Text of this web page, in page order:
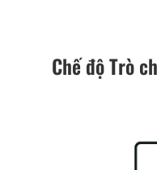
Chế độ Trò